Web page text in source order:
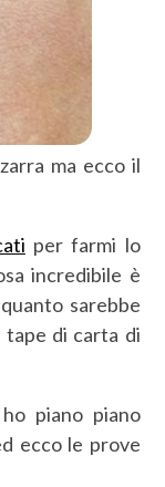
ma ecco il
per farmi lo
incredibile è
sarebbe
tape di carta di
piano piano
ecco le prove